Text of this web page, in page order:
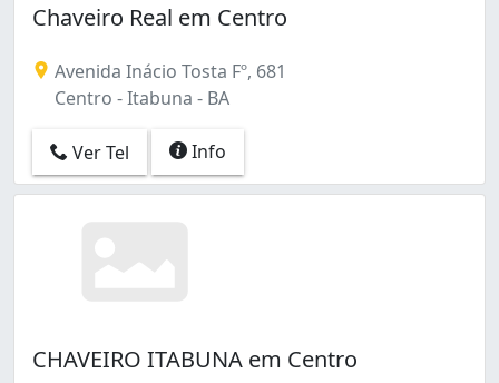
Chaveiro Real em Centro
Avenida Inácio Tosta Fº, 681
Centro - Itabuna - BA
Ver Tel Info
CHAVEIRO ITABUNA em Centro